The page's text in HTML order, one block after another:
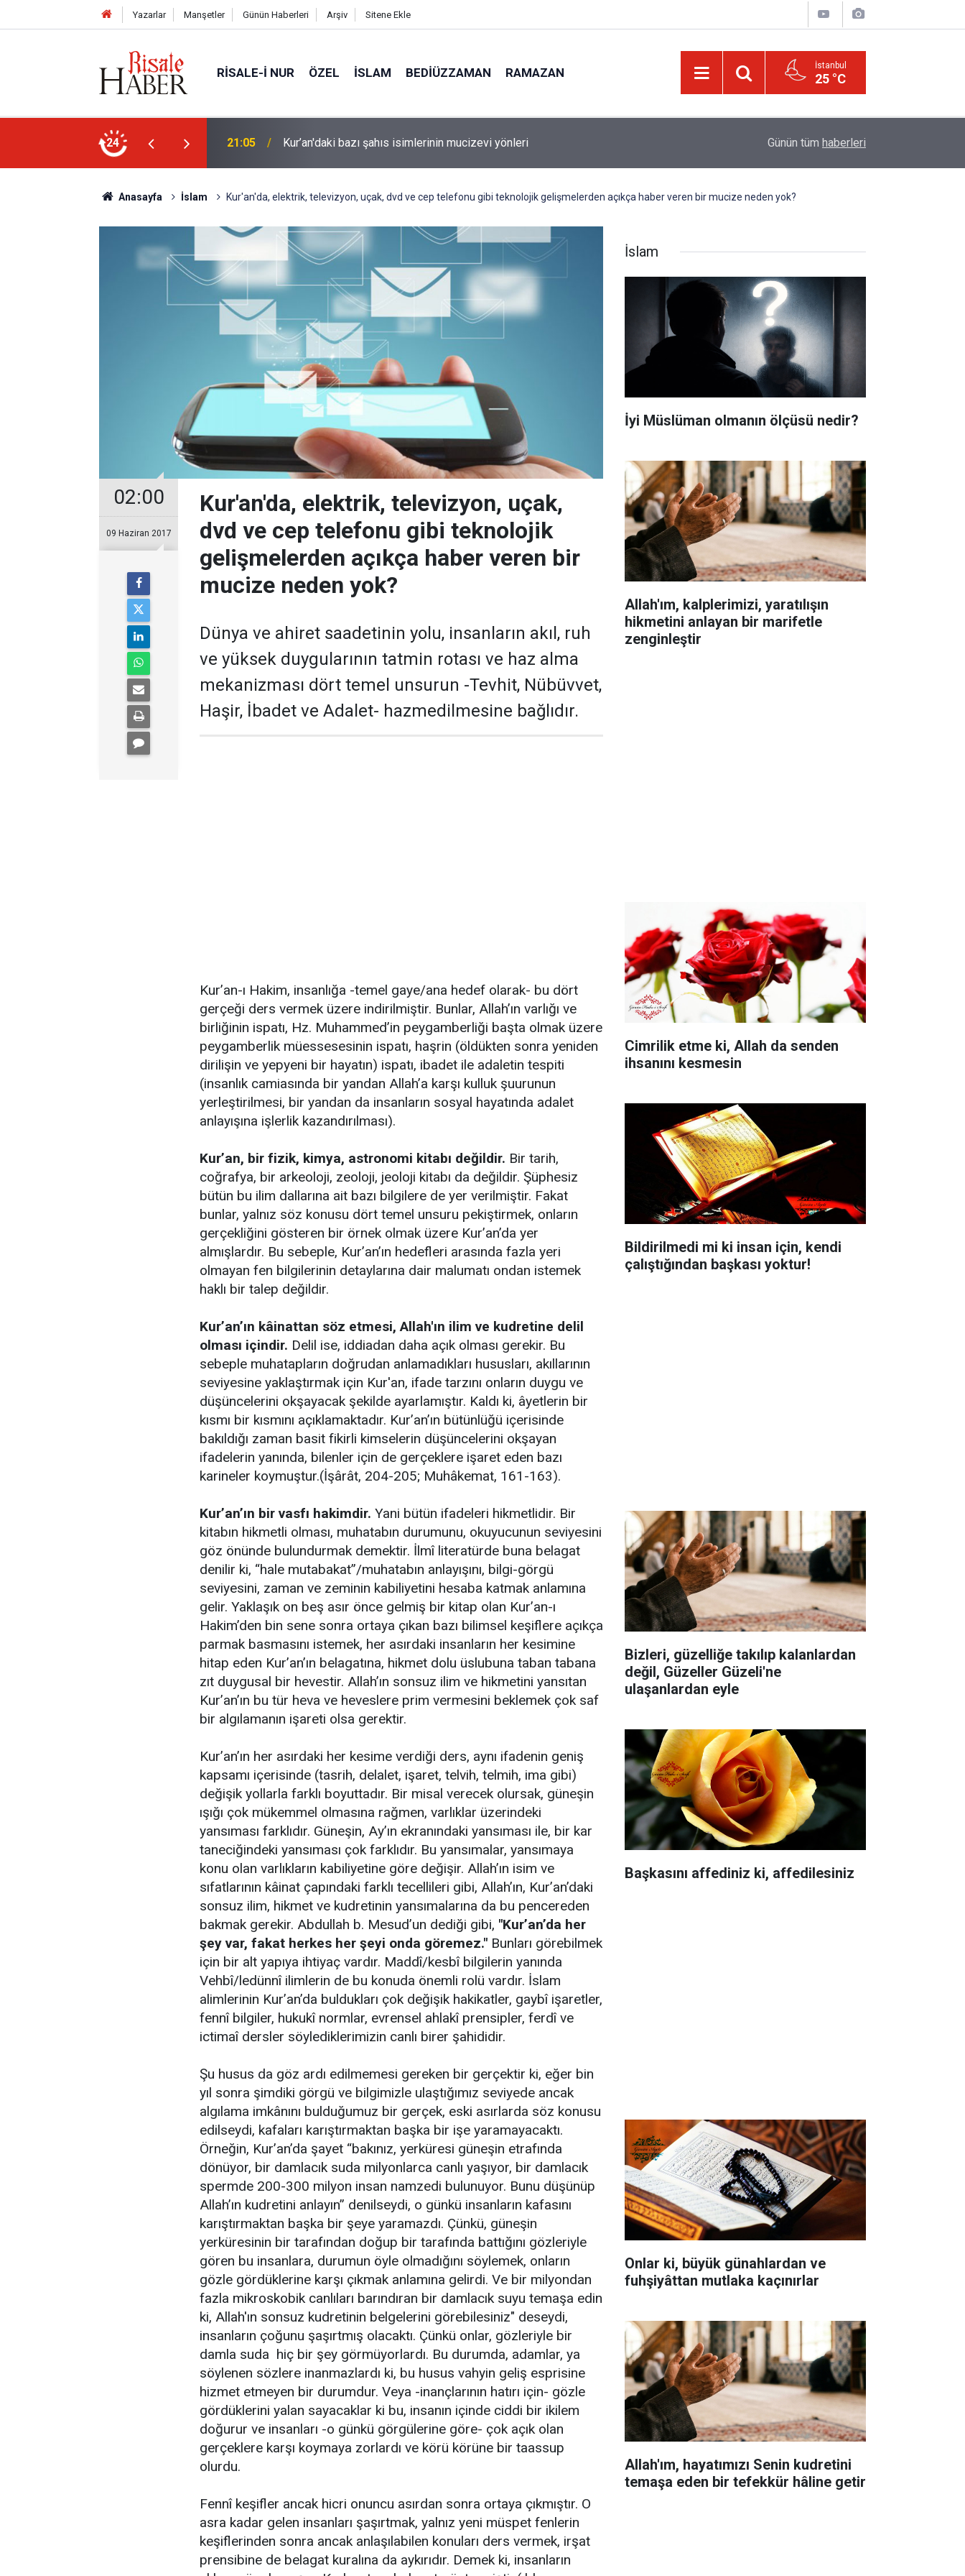
Yazarlar Manşetler Günün Haberleri Arşiv Sitene Ekle
RISALE-I NUR ÖZEL İSLAM BEDIÜZZAMAN RAMAZAN İstanbul
25 °C
24 20:02 Trump, Amerika'da seçim kazanan Müslüman adaya kin kustu Canlılar niye iki gözlü?
Günün tüm haberleri
Anasayfa İslam Kur'an'da, elektrik, televizyon, uçak, dvd ve cep telefonu gibi teknolojik gelişmelerden açıkça haber veren bir mucize neden yok?
02:00
09 Haziran 2017
Kur'an'da, elektrik, televizyon, uçak,
dvd ve cep telefonu gibi teknolojik
gelişmelerden açıkça haber veren bir
mucize neden yok?
Dünya ve ahiret saadetinin yolu, insanların akıl, ruh
ve yüksek duygularının tatmin rotası ve haz alma
mekanizması dört temel unsurun -Tevhit, Nübüvvet,
Haşir, İbadet ve Adalet- hazmedilmesine bağlıdır.
Kur’an-ı Hakim, insanlığa -temel gaye/ana hedef olarak- bu dört
gerçeği ders vermek üzere indirilmiştir. Bunlar, Allah’ın varlığı ve
birliğinin ispatı, Hz. Muhammed’in peygamberliği başta olmak üzere
peygamberlik müessesesinin ispatı, haşrin (öldükten sonra yeniden
dirilişin ve yepyeni bir hayatın) ispatı, ibadet ile adaletin tespiti
(insanlık camiasında bir yandan Allah’a karşı kulluk şuurunun
yerleştirilmesi, bir yandan da insanların sosyal hayatında adalet
anlayışına işlerlik kazandırılması).
Kur’an, bir fizik, kimya, astronomi kitabı değildir. Bir tarih,
coğrafya, bir arkeoloji, zeoloji, jeoloji kitabı da değildir. Şüphesiz
bütün bu ilim dallarına ait bazı bilgilere de yer verilmiştir. Fakat
bunlar, yalnız söz konusu dört temel unsuru pekiştirmek, onların
gerçekliğini gösteren bir örnek olmak üzere Kur’an’da yer
almışlardır. Bu sebeple, Kur’an’ın hedefleri arasında fazla yeri
olmayan fen bilgilerinin detaylarına dair malumatı ondan istemek
haklı bir talep değildir.
Kur’an’ın kâinattan söz etmesi, Allah'ın ilim ve kudretine delil
olması içindir. Delil ise, iddiadan daha açık olması gerekir. Bu
sebeple muhatapların doğrudan anlamadıkları hususları, akıllarının
seviyesine yaklaştırmak için Kur'an, ifade tarzını onların duygu ve
düşüncelerini okşayacak şekilde ayarlamıştır. Kaldı ki, âyetlerin bir
kısmı bir kısmını açıklamaktadır. Kur’an’ın bütünlüğü içerisinde
bakıldığı zaman basit fikirli kimselerin düşüncelerini okşayan
ifadelerin yanında, bilenler için de gerçeklere işaret eden bazı
karineler koymuştur.(İşârât, 204-205; Muhâkemat, 161-163).
Kur’an’ın bir vasfı hakimdir. Yani bütün ifadeleri hikmetlidir. Bir
kitabın hikmetli olması, muhatabın durumunu, okuyucunun seviyesini
göz önünde bulundurmak demektir. İlmî literatürde buna belagat
denilir ki, “hale mutabakat”/muhatabın anlayışını, bilgi-görgü
seviyesini, zaman ve zeminin kabiliyetini hesaba katmak anlamına
gelir. Yaklaşık on beş asır önce gelmiş bir kitap olan Kur’an-ı
Hakim’den bin sene sonra ortaya çıkan bazı bilimsel keşiflere açıkça
parmak basmasını istemek, her asırdaki insanların her kesimine
hitap eden Kur’an’ın belagatına, hikmet dolu üslubuna taban tabana
zıt duygusal bir hevestir. Allah’ın sonsuz ilim ve hikmetini yansıtan
Kur’an’ın bu tür heva ve heveslere prim vermesini beklemek çok saf
bir algılamanın işareti olsa gerektir.
Kur’an’ın her asırdaki her kesime verdiği ders, aynı ifadenin geniş
kapsamı içerisinde (tasrih, delalet, işaret, telvih, telmih, ima gibi)
değişik yollarla farklı boyuttadır. Bir misal verecek olursak, güneşin
ışığı çok mükemmel olmasına rağmen, varlıklar üzerindeki
yansıması farklıdır. Güneşin, Ay’ın ekranındaki yansıması ile, bir kar
taneciğindeki yansıması çok farklıdır. Bu yansımalar, yansımaya
konu olan varlıkların kabiliyetine göre değişir. Allah’ın isim ve
sıfatlarının kâinat çapındaki farklı tecellileri gibi, Allah’ın, Kur’an’daki
sonsuz ilim, hikmet ve kudretinin yansımalarına da bu pencereden
bakmak gerekir. Abdullah b. Mesud’un dediği gibi, "Kur’an’da her
şey var, fakat herkes her şeyi onda göremez." Bunları görebilmek
için bir alt yapıya ihtiyaç vardır. Maddî/kesbî bilgilerin yanında
Vehbî/ledünnî ilimlerin de bu konuda önemli rolü vardır. İslam
alimlerinin Kur’an’da buldukları çok değişik hakikatler, gaybî işaretler,
fennî bilgiler, hukukî normlar, evrensel ahlakî prensipler, ferdî ve
ictimaî dersler söylediklerimizin canlı birer şahididir.
Şu husus da göz ardı edilmemesi gereken bir gerçektir ki, eğer bin
yıl sonra şimdiki görgü ve bilgimizle ulaştığımız seviyede ancak
algılama imkânını bulduğumuz bir gerçek, eski asırlarda söz konusu
edilseydi, kafaları karıştırmaktan başka bir işe yaramayacaktı.
Örneğin, Kur’an’da şayet “bakınız, yerküresi güneşin etrafında
dönüyor, bir damlacık suda milyonlarca canlı yaşıyor, bir damlacık
spermde 200-300 milyon insan namzedi bulunuyor. Bunu düşünüp
Allah’ın kudretini anlayın” denilseydi, o günkü insanların kafasını
karıştırmaktan başka bir şeye yaramazdı. Çünkü, güneşin
yerküresinin bir tarafından doğup bir tarafında battığını gözleriyle
gören bu insanlara, durumun öyle olmadığını söylemek, onların
gözle gördüklerine karşı çıkmak anlamına gelirdi. Ve bir milyondan
fazla mikroskobik canlıları barındıran bir damlacık suyu temaşa edin
ki, Allah'ın sonsuz kudretinin belgelerini görebilesiniz" deseydi,
insanların çoğunu şaşırtmış olacaktı. Çünkü onlar, gözleriyle bir
damla suda hiç bir şey görmüyorlardı. Bu durumda, adamlar, ya
söylenen sözlere inanmazlardı ki, bu husus vahyin geliş esprisine
hizmet etmeyen bir durumdur. Veya -inançlarının hatırı için- gözle
gördüklerini yalan sayacaklar ki bu, insanın içinde ciddi bir ikilem
doğurur ve insanları -o günkü görgülerine göre- çok açık olan
gerçeklere karşı koymaya zorlardı ve körü körüne bir taassup
olurdu.
Fennî keşifler ancak hicri onuncu asırdan sonra ortaya çıkmıştır. O
asra kadar gelen insanları şaşırtmak, yalnız yeni müspet fenlerin
keşiflerinden sonra ancak anlaşılabilen konuları ders vermek, irşat
prensibine de belagat kuralına da aykırıdır. Demek ki, insanların
İslam
İyi Müslüman olmanın ölçüsü nedir?
Allah'ım, kalplerimizi, yaratılışın
hikmetini anlayan bir marifetle
zenginleştir
Cimrilik etme ki, Allah da senden
ihsanını kesmesin
Bildirilmedi mi ki insan için, kendi
çalıştığından başkası yoktur!
Bizleri, güzelliğe takılıp kalanlardan
değil, Güzeller Güzeli'ne
ulaşanlardan eyle
Başkasını affediniz ki, affedilesiniz
Onlar ki, büyük günahlardan ve
fuhşiyâttan mutlaka kaçınırlar
Allah'ım, hayatımızı Senin kudretini
temaşa eden bir tefekkür hâline getir